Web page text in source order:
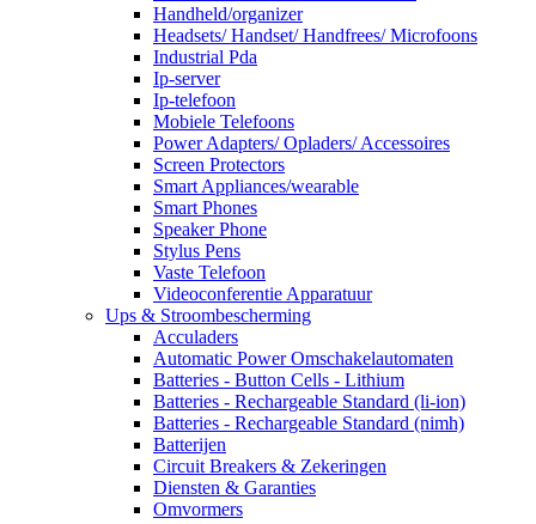
Handheld/organizer
Headsets/ Handset/ Handfrees/ Microfoons
Industrial Pda
Ip-server
Ip-telefoon
Mobiele Telefoons
Power Adapters/ Opladers/ Accessoires
Screen Protectors
Smart Appliances/wearable
Smart Phones
Speaker Phone
Stylus Pens
Vaste Telefoon
Videoconferentie Apparatuur
Ups & Stroombescherming
Acculaders
Automatic Power Omschakelautomaten
Batteries - Button Cells - Lithium
Batteries - Rechargeable Standard (li-ion)
Batteries - Rechargeable Standard (nimh)
Batterijen
Circuit Breakers & Zekeringen
Diensten & Garanties
Omvormers